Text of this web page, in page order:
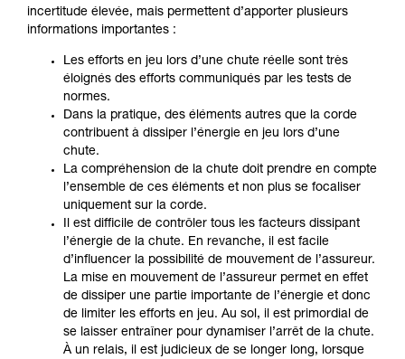
incertitude élevée, mais permettent d’apporter plusieurs
informations importantes :
Les efforts en jeu lors d’une chute réelle sont très
éloignés des efforts communiqués par les tests de
normes.
Dans la pratique, des éléments autres que la corde
contribuent à dissiper l’énergie en jeu lors d’une
chute.
La compréhension de la chute doit prendre en compte
l’ensemble de ces éléments et non plus se focaliser
uniquement sur la corde.
Il est difficile de contrôler tous les facteurs dissipant
l’énergie de la chute. En revanche, il est facile
d’influencer la possibilité de mouvement de l’assureur.
La mise en mouvement de l’assureur permet en effet
de dissiper une partie importante de l’énergie et donc
de limiter les efforts en jeu. Au sol, il est primordial de
se laisser entraîner pour dynamiser l’arrêt de la chute.
À un relais, il est judicieux de se longer long, lorsque